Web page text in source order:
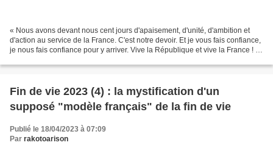
« Nous avons devant nous cent jours d'apaisement, d'unité, d'ambition et
d'action au service de la France. C'est notre devoir. Et je vous fais confiance,
je nous fais confiance pour y arriver. Vive la République et vive la France ! »
Fin de vie 2023 (4) : la mystification d'un
supposé "modèle français" de la fin de vie
Publié le 18/04/2023 à 07:09
Par rakotoarison